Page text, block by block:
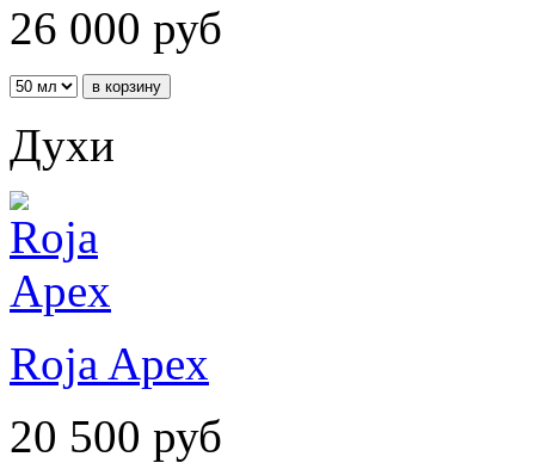
26 000 руб
Духи
Roja Apex
20 500 руб